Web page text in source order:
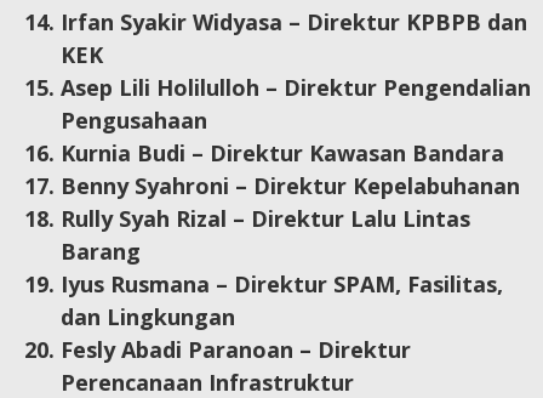
Irfan Syakir Widyasa – Direktur KPBPB dan
KEK
Asep Lili Holilulloh – Direktur Pengendalian
Pengusahaan
Kurnia Budi – Direktur Kawasan Bandara
Benny Syahroni – Direktur Kepelabuhanan
Rully Syah Rizal – Direktur Lalu Lintas
Barang
Iyus Rusmana – Direktur SPAM, Fasilitas,
dan Lingkungan
Fesly Abadi Paranoan – Direktur
Perencanaan Infrastruktur